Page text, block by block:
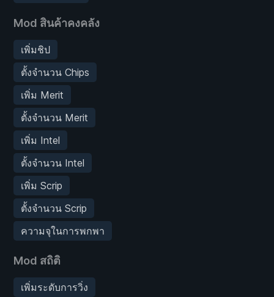
Mod สินค้าคงคลัง
เพิ่มชิป
ตั้งจำนวน Chips
เพิ่ม Merit
ตั้งจำนวน Merit
เพิ่ม Intel
ตั้งจำนวน Intel
เพิ่ม Scrip
ตั้งจำนวน Scrip
ความจุในการพกพา
Mod สถิติ
เพิ่มระดับการวิ่ง